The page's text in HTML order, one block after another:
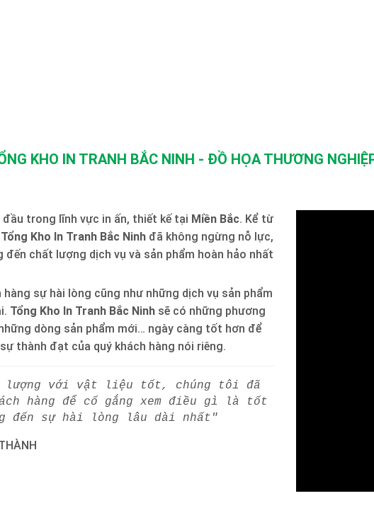
KHO IN TRANH BẮC NINH - ĐỒ HỌA THƯƠNG
trong lĩnh vực in ấn, thiết kế tại Miền Bắc. Kể từ
Tổng Kho In Tranh Bắc Ninh đã không ngừng nỗ lực,
chất lượng dịch vụ và sản phẩm hoàn hảo nhất
sự hài lòng cũng như những dịch vụ sản phẩm
Tổng Kho In Tranh Bắc Ninh sẽ có những phương
dòng sản phẩm mới… ngày càng tốt hơn để
thành đạt của quý khách hàng nói riêng.
lượng với vật liệu tốt, chúng tôi đã
hàng để cố gắng xem điều gì là tốt
đến sự hài lòng lâu dài nhất"